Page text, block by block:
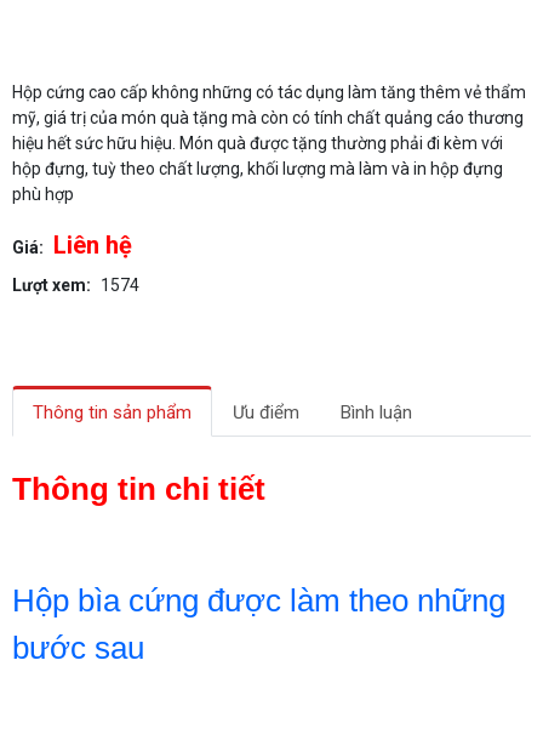
Hộp cứng cao cấp không những có tác dụng làm tăng thêm vẻ thẩm
mỹ, giá trị của món quà tặng mà còn có tính chất quảng cáo thương
hiệu hết sức hữu hiệu. Món quà được tặng thường phải đi kèm với
hộp đựng, tuỳ theo chất lượng, khối lượng mà làm và in hộp đựng
phù hợp
Giá: Liên hệ
Lượt xem: 1574
Thông tin sản phẩm Ưu điểm Bình luận
Thông tin chi tiết
Hộp bìa cứng được làm theo những
bước sau